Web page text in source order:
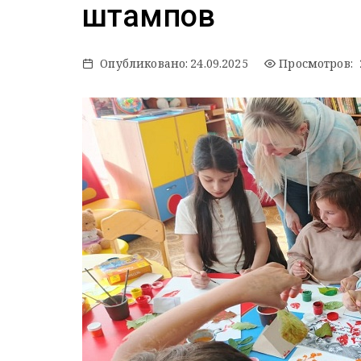
штампов
Опубликовано: 24.09.2025 Просмотров: